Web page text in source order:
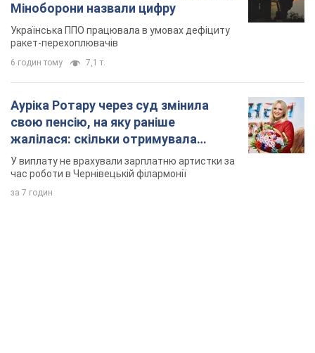
Міноборони назвали цифру
Українська ППО працювала в умовах дефіциту
ракет-перехоплювачів
6 годин тому 7,1 т.
Ауріка Ротару через суд змінила
свою пенсію, на яку раніше
жалілася: скільки отримувала
співачка
У виплату не врахували зарплатню артистки за
час роботи в Чернівецькій філармонії
за 7 годин